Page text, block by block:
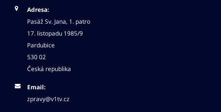
Adresa:
Pasáž Sv. Jana, 1. patro
17. listopadu 1985/9
Pardubice
530 02
Česká republika
Email:
zpravy@v1tv.cz